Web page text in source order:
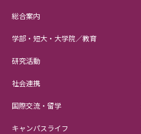
総合案内
学部・短大・大学院／教育
研究活動
社会連携
国際交流・留学
キャンパスライフ